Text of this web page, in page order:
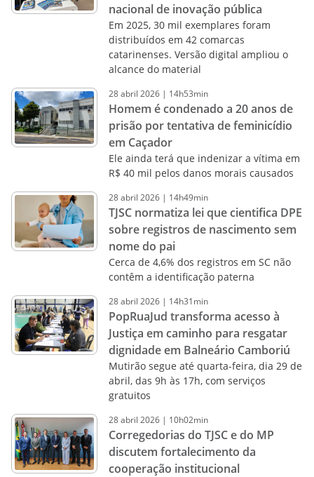
nacional de inovação pública
Em 2025, 30 mil exemplares foram
distribuídos em 42 comarcas
catarinenses. Versão digital ampliou o
alcance do material
28abril 2026 | 14h53min
Homem é condenado a 20 anos de
prisão por tentativa de feminicídio
em Caçador
Ele ainda terá que indenizar a vítima em
R$ 40 mil pelos danos morais causados
28abril 2026 | 14h49min
TJSC normatiza lei que cientifica DPE
sobre registros de nascimento sem
nome do pai
Cerca de 4,6% dos registros em SC não
contêm a identificação paterna
28abril 2026 | 14h31min
PopRuaJud transforma acesso à
Justiça em caminho para resgatar
dignidade em Balneário Camboriú
Mutirão segue até quarta-feira, dia 29 de
abril, das 9h às 17h, com serviços
gratuitos
28abril 2026 | 10h02min
Corregedorias do TJSC e do MP
discutem fortalecimento da
cooperação institucional